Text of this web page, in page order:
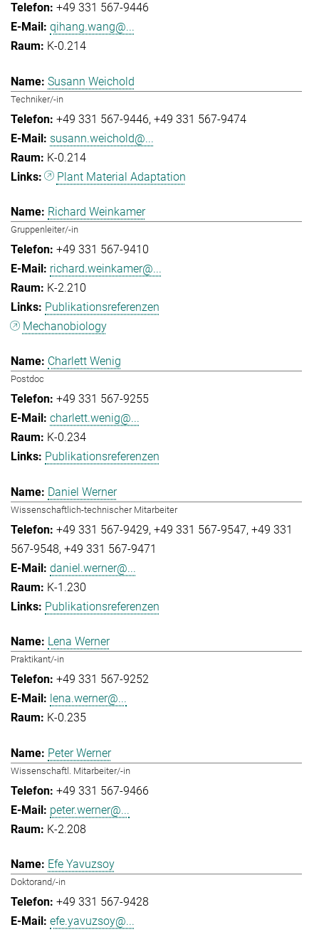
+49 331 567-9446
qihang.wang@...
K-0.214
Susann Weichold
Techniker/-in
+49 331 567-9446 +49 331 567-9474
susann.weichold@...
K-0.214
Plant Material Adaptation
Richard Weinkamer
Gruppenleiter/-in
+49 331 567-9410
richard.weinkamer@...
K-2.210
Publikationsreferenzen
Mechanobiology
Charlett Wenig
Postdoc
+49 331 567-9255
charlett.wenig@...
K-0.234
Publikationsreferenzen
Daniel Werner
Wissenschaftlich-technischer Mitarbeiter
+49 331 567-9429 +49 331 567-9547 +49 331
567-9548 +49 331 567-9471
daniel.werner@...
K-1.230
Publikationsreferenzen
Lena Werner
Praktikant/-in
+49 331 567-9252
lena.werner@...
K-0.235
Peter Werner
Wissenschaftl. Mitarbeiter/-in
+49 331 567-9466
peter.werner@...
K-2.208
Efe Yavuzsoy
Doktorand/-in
+49 331 567-9428
efe.yavuzsoy@...